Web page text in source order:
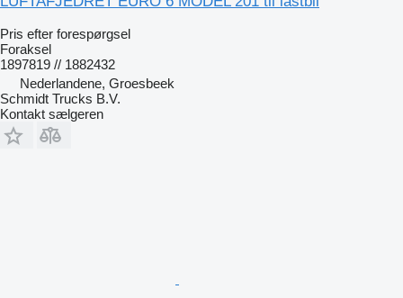
Pris efter forespørgsel
Foraksel
1897819 // 1882432
Nederlandene, Groesbeek
Schmidt Trucks B.V.
Kontakt sælgeren